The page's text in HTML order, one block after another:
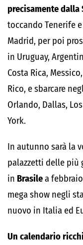
precisamente dalla
toccando Tenerife
Madrid, per poi
in Uruguay,
Costa Rica,
Rico, e sbarcare
Orlando, Dallas,
York.
In autunno sarà la
palazzetti delle più
in Brasilea
mega show negli
nuovo in Italia ed
Un calendario